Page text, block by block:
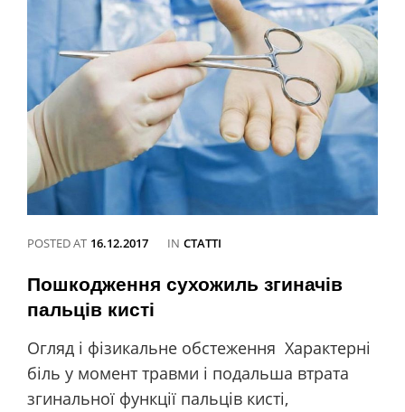
POSTED AT 16.12.2017 IN CATEGORIES
СТАТТІ
Пошкодження сухожиль згиначів
пальців кисті
Огляд і фізикальне обстеження Характерні
біль у момент травми і подальша втрата
згинальної функції пальців кисті,